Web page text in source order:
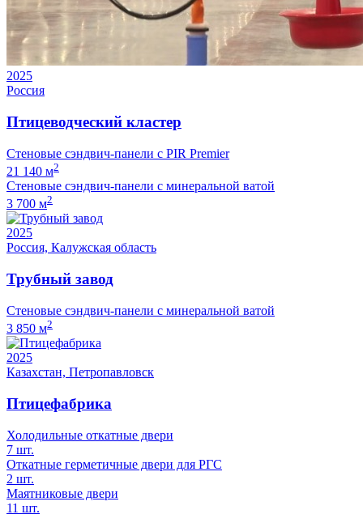
2025
Россия
Птицеводческий кластер
Стеновые сэндвич-панели с PIR Premier
21 140 м2
Стеновые сэндвич-панели с минеральной ватой
3 700 м2
2025
Россия, Калужская область
Трубный завод
Стеновые сэндвич-панели с минеральной ватой
3 850 м2
2025
Казахстан, Петропавловск
Птицефабрика
Холодильные откатные двери
7 шт.
Откатные герметичные двери для РГС
2 шт.
Маятниковые двери
11 шт.